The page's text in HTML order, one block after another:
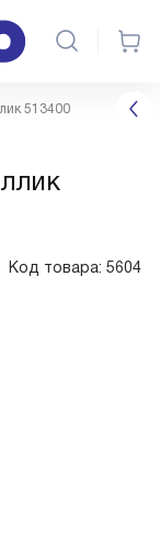
513400
Код товара: 5604